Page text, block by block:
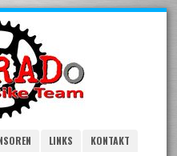
LINKS
KONTAKT